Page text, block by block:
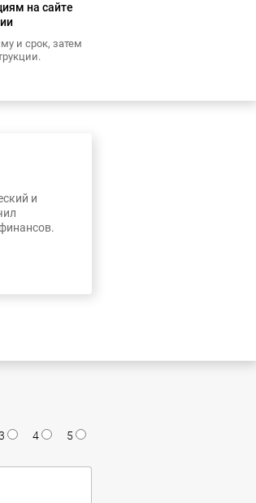
на сайте
и срок, затем
и
4 5